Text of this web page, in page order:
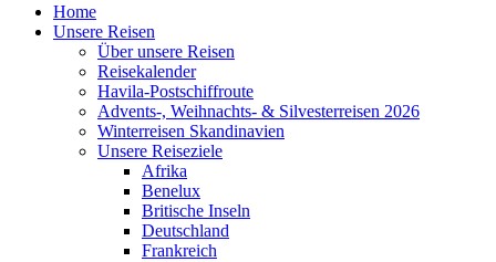
Home
Unsere Reisen
Über unsere Reisen
Reisekalender
Havila-Postschiffroute
Advents-, Weihnachts- & Silvesterreisen 2026
Winterreisen Skandinavien
Unsere Reiseziele
Afrika
Benelux
Britische Inseln
Deutschland
Frankreich